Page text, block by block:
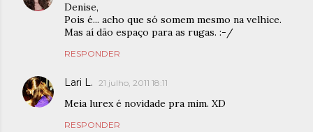
Denise,
Pois é... acho que só somem mesmo na velhice.
Mas aí dão espaço para as rugas. :-/
RESPONDER
Lari L. 21 julho, 2011 18:11
Meia lurex é novidade pra mim. XD
RESPONDER